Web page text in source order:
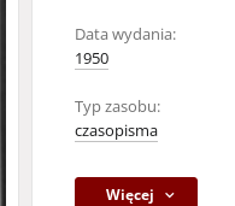
Data wydania:
1950
Typ zasobu:
czasopisma
Więcej